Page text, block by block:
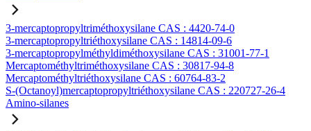
3-mercaptopropyltriméthoxysilane CAS : 4420-74-0
3-mercaptopropyltriéthoxysilane CAS : 14814-09-6
3-mercaptopropylméthyldiméthoxysilane CAS : 31001-77-1
Mercaptométhyltriméthoxysilane CAS : 30817-94-8
Mercaptométhyltriéthoxysilane CAS : 60764-83-2
S-(Octanoyl)mercaptopropyltriéthoxysilane CAS : 220727-26-4
Amino-silanes